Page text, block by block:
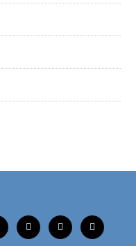
linkedinmobilemail